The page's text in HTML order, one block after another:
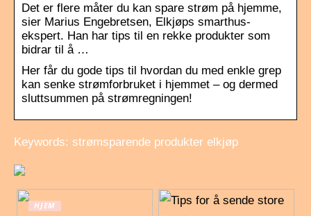
Det er flere måter du kan spare strøm på hjemme,
sier Marius Engebretsen, Elkjøps smarthus-
ekspert. Han har tips til en rekke produkter som
bidrar til å …
Her får du gode tips til hvordan du med enkle grep
kan senke strømforbruket i hjemmet – og dermed
sluttsummen på strømregningen!
Keywords: strømsparende produkter elkjøp
HJEM